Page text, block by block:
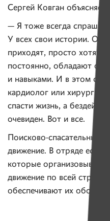
Сергей Ковган объясняет:
— Я тоже всегда
У всех свои истории.
приходят, просто хотят
постоянно, обладают
и навыками. И в этом
кардиолог или хирург:
спасти жизнь, а
очевиден. Вот и все.
Поисково-спасательный
движение. В отряде есть
которые организовывают
движение по всей стране,
обеспечивают их